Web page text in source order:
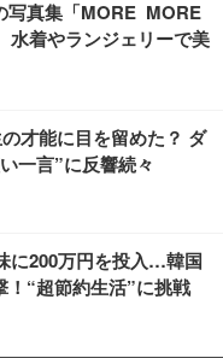
写真集「MORE MORE
水着やランジェリーで美
才能に目を留めた？ ダ
一言”に反響続々
に200万円を投入…韓国
“超節約生活”に挑戦